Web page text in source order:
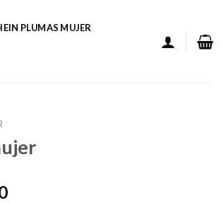
PLUMAS MUJER